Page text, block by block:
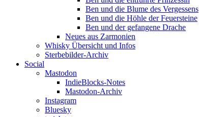
Ben und die Blume des Vergessens
Ben und die Höhle der Feuersteine
Ben und der gefangene Drache
Neues aus Zarmonien
Whisky Übersicht und Infos
Sterbebilder-Archiv
Social
Mastodon
IndieBlocks-Notes
Mastodon-Archiv
Instagram
Bluesky